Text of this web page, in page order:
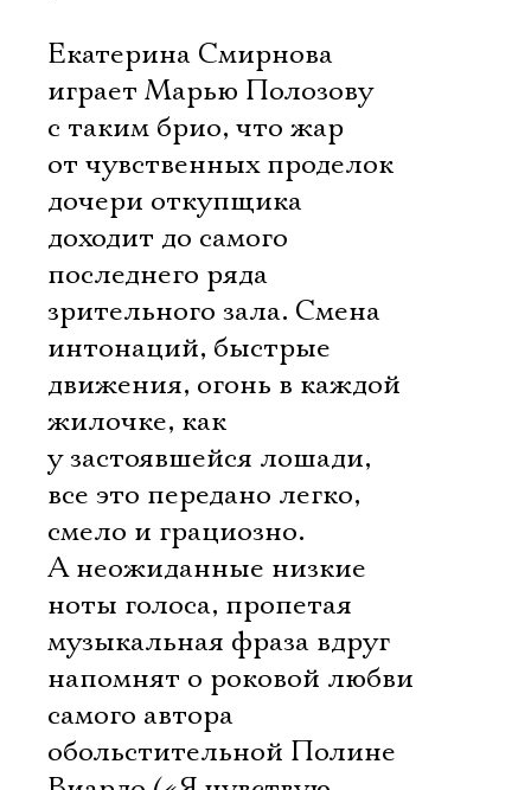
Екатерина Смирнова
играет Марью Полозову
с таким брио, что жар
от чувственных проделок
дочери откупщика
доходит до самого
последнего ряда
зрительного зала. Смена
интонаций, быстрые
движения, огонь в каждой
жилочке, как
у застоявшейся лошади, 
все это передано легко,
смело и грациозно.
А неожиданные низкие
ноты голоса, пропетая
музыкальная фраза вдруг
напомнят о роковой любви
самого автора 
обольстительной Полине